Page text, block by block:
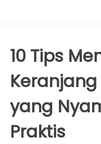
10 Tips
yang
Praktis